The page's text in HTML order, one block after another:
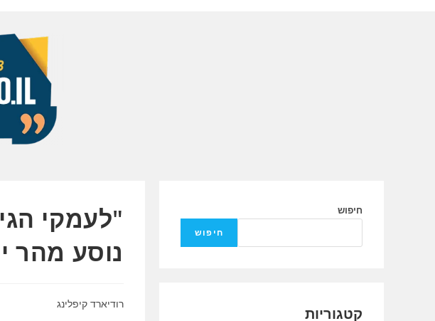
"לעמקי
נוסע מהר
רודיארד קיפלינג
חיפוש
חיפוש
קטגוריות